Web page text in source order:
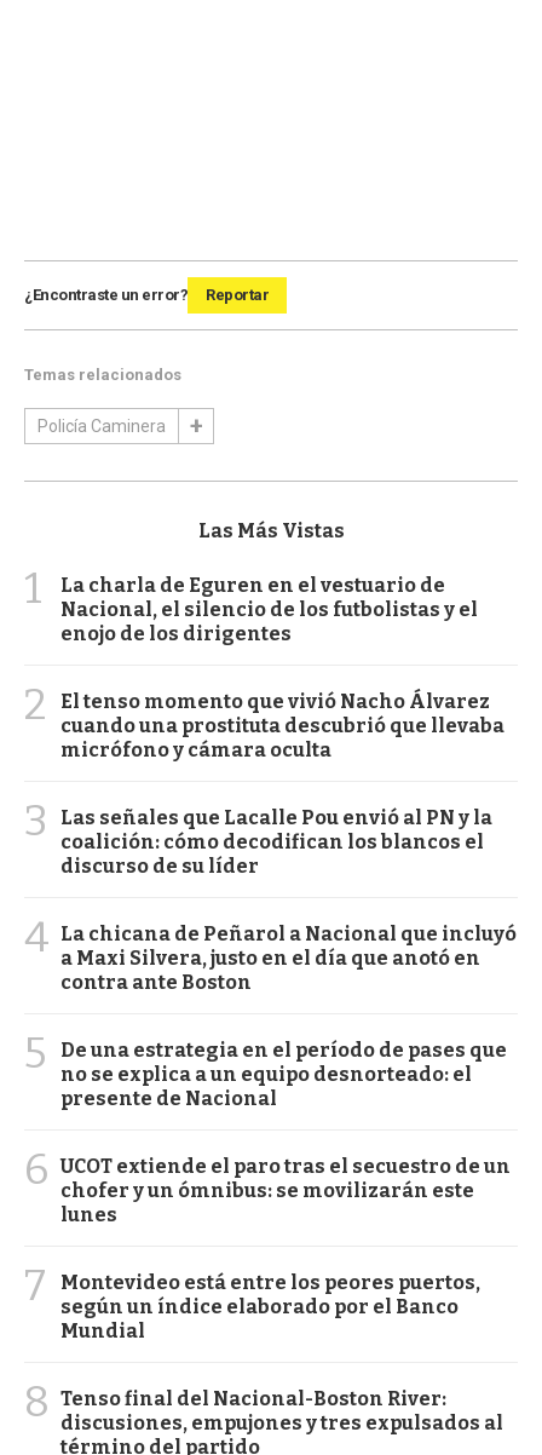
¿Encontraste un error? Reportar
Temas relacionados
Policía Caminera
Las Más Vistas
1
La charla de Eguren en el vestuario de
Nacional, el silencio de los futbolistas y el
enojo de los dirigentes
2
El tenso momento que vivió Nacho Álvarez
cuando una prostituta descubrió que llevaba
micrófono y cámara oculta
3
Las señales que Lacalle Pou envió al PN y la
coalición: cómo decodifican los blancos el
discurso de su líder
4 La chicana de Peñarol a Nacional que incluyó
a Maxi Silvera, justo en el día que anotó en
contra ante Boston
5
De una estrategia en el período de pases que
no se explica a un equipo desnorteado: el
presente de Nacional
6 UCOT extiende el paro tras el secuestro de un
chofer y un ómnibus: se movilizarán este
lunes
7
Montevideo está entre los peores puertos,
según un índice elaborado por el Banco
Mundial
8 Tenso final del Nacional-Boston River:
discusiones, empujones y tres expulsados al
término del partido